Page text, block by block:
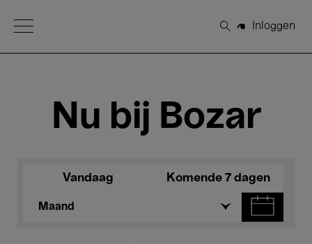
Open Menu
Zoeken
Inloggen
Nu bij Bozar
Vandaag Komende 7 dagen
Maand